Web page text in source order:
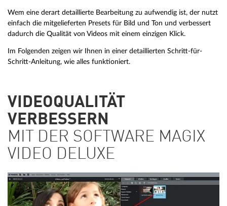
Wem eine derart detaillierte Bearbeitung zu aufwendig ist, der nutzt
einfach die mitgelieferten Presets für Bild und Ton und verbessert
dadurch die Qualität von Videos mit einem einzigen Klick.
Im Folgenden zeigen wir Ihnen in einer detaillierten Schritt-für-
Schritt-Anleitung, wie alles funktioniert.
VIDEOQUALITÄT
VERBESSERN
MIT DER SOFTWARE MAGIX
VIDEO DELUXE